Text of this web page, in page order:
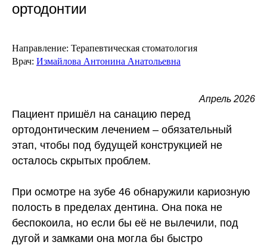
ортодонтии
Направление: Терапевтическая стоматология
Врач: Измайлова Антонина Анатольевна
Апрель 2026
Пациент пришёл на санацию перед
ортодонтическим лечением – обязательный
этап, чтобы под будущей конструкцией не
осталось скрытых проблем.
При осмотре на зубе 46 обнаружили кариозную
полость в пределах дентина. Она пока не
беспокоила, но если бы её не вылечили, под
дугой и замками она могла бы быстро